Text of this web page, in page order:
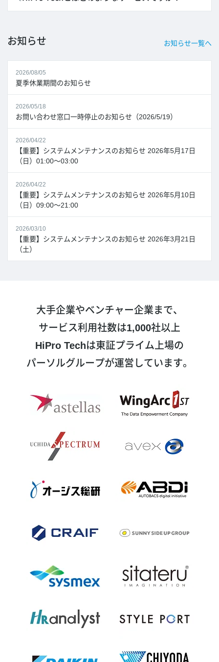
お知らせ お知らせ一覧へ
2026/08/05
夏季休業期間のお知らせ
2026/05/18
お問い合わせ窓口一時停止のお知らせ（2026/5/19）
2026/04/22
【重要】システムメンテナンスのお知らせ 2026年5月17日
（日）01:00～03:00
2026/04/22
【重要】システムメンテナンスのお知らせ 2026年5月10日
（日）09:00～21:00
2026/03/10
【重要】システムメンテナンスのお知らせ 2026年3月21日
（土）
大手企業やベンチャー企業まで、
サービス利用社数は1,000社以上
HiPro Techは東証プライム上場の
パーソルグループが運営しています。